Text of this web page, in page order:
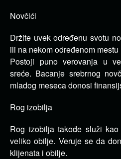
Novčići
Držite uvek određenu svotu
ili na nekom određenom
Postoji puno verovanja u
sreće. Bacanje srebrnog
mladog meseca donosi
Rog izobilja
Rog izobilja takođe služi
veliko obilje. Veruje se da
klijenata i obilje.